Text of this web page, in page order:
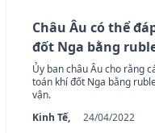
Châu Âu có thể
đốt Nga bằng
Ủy ban châu Âu cho rằng
toán khí đốt Nga bằng
vận.
Kinh Tế,
24/04/2022